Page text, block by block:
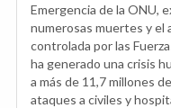
Emergencia de la ONU,
numerosas muertes y el
controlada por las
ha generado una crisis
a más de 11,7 millones
ataques a civiles y